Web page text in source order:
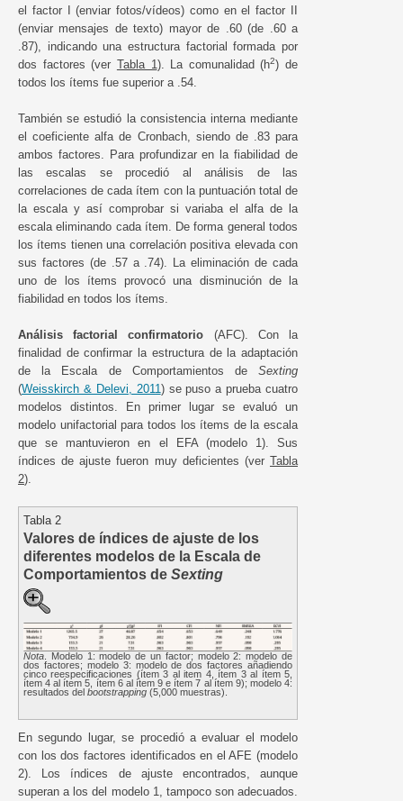
el factor I (enviar fotos/vídeos) como en el factor II
(enviar mensajes de texto) mayor de .60 (de .60 a
.87), indicando una estructura factorial formada por
dos factores (ver Tabla 1). La comunalidad (h2) de
todos los ítems fue superior a .54.
También se estudió la consistencia interna mediante
el coeficiente alfa de Cronbach, siendo de .83 para
ambos factores. Para profundizar en la fiabilidad de
las escalas se procedió al análisis de las
correlaciones de cada ítem con la puntuación total de
la escala y así comprobar si variaba el alfa de la
escala eliminando cada ítem. De forma general todos
los ítems tienen una correlación positiva elevada con
sus factores (de .57 a .74). La eliminación de cada
uno de los ítems provocó una disminución de la
fiabilidad en todos los ítems.
Análisis factorial confirmatorio (AFC). Con la
finalidad de confirmar la estructura de la adaptación
de la Escala de Comportamientos de Sexting
(Weisskirch & Delevi, 2011) se puso a prueba cuatro
modelos distintos. En primer lugar se evaluó un
modelo unifactorial para todos los ítems de la escala
que se mantuvieron en el EFA (modelo 1). Sus
índices de ajuste fueron muy deficientes (ver Tabla
2).
Tabla 2
Valores de índices de ajuste de los
diferentes modelos de la Escala de
Comportamientos de Sexting
Nota . Modelo 1: modelo de un factor; modelo 2: modelo de
dos factores; modelo 3: modelo de dos factores añadiendo
cinco reespecificaciones (ítem 3 al item 4, ítem 3 al ítem 5,
ítem 4 al ítem 5, ítem 6 al ítem 9 e ítem 7 al ítem 9); modelo 4:
resultados del bootstrapping (5,000 muestras).
En segundo lugar, se procedió a evaluar el modelo
con los dos factores identificados en el AFE (modelo
2). Los índices de ajuste encontrados, aunque
superan a los del modelo 1, tampoco son adecuados.